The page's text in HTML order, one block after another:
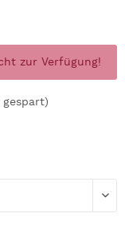
zur Verfügung!
gespart)